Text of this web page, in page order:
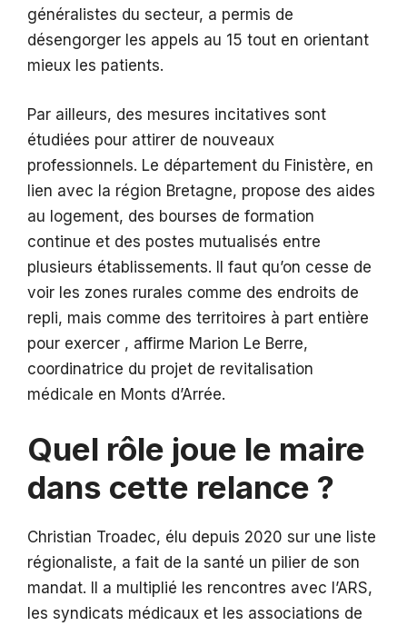
généralistes du secteur, a permis de
désengorger les appels au 15 tout en orientant
mieux les patients.
Par ailleurs, des mesures incitatives sont
étudiées pour attirer de nouveaux
professionnels. Le département du Finistère, en
lien avec la région Bretagne, propose des aides
au logement, des bourses de formation
continue et des postes mutualisés entre
plusieurs établissements. Il faut qu’on cesse de
voir les zones rurales comme des endroits de
repli, mais comme des territoires à part entière
pour exercer , affirme Marion Le Berre,
coordinatrice du projet de revitalisation
médicale en Monts d’Arrée.
Quel rôle joue le maire
dans cette relance ?
Christian Troadec, élu depuis 2020 sur une liste
régionaliste, a fait de la santé un pilier de son
mandat. Il a multiplié les rencontres avec l’ARS,
les syndicats médicaux et les associations de